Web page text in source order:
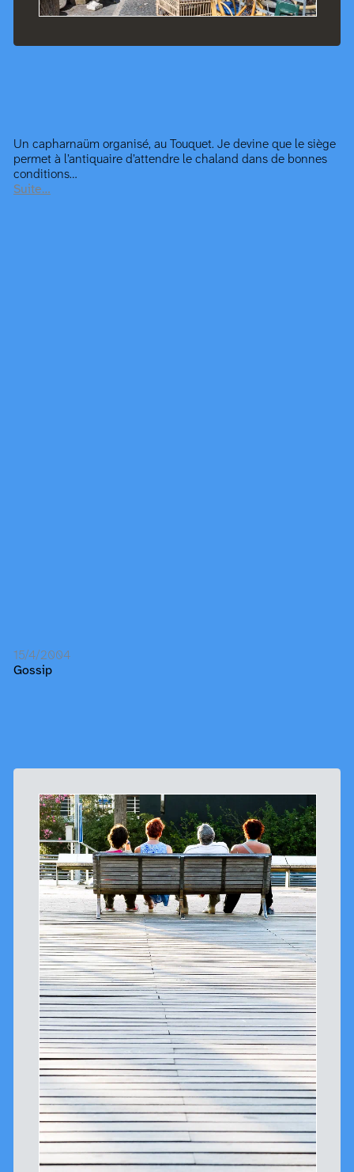
Un capharnaüm organisé, au Touquet. Je devine que le siège
permet à l’antiquaire d’attendre le chaland dans de bonnes
conditions…
Suite…
15/4/2004
Gossip